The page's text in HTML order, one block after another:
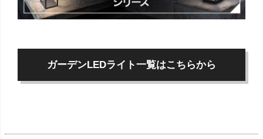
ガーデンLEDライト一覧はこちらから